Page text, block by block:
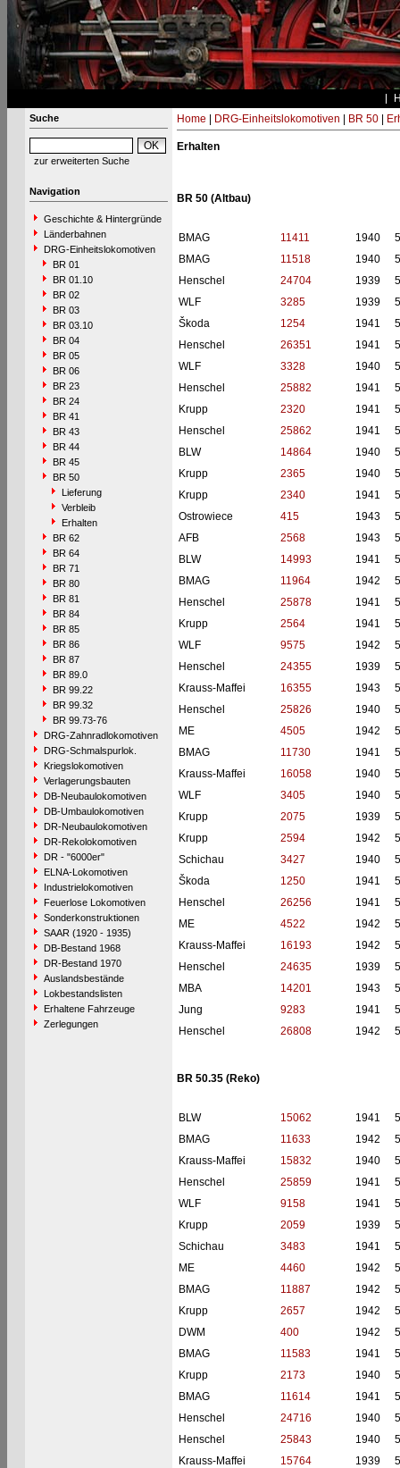
Suche
zur erweiterten Suche
Navigation
Geschichte & Hintergründe
Länderbahnen
DRG-Einheitslokomotiven
BR 01
BR 01.10
BR 02
BR 03
BR 03.10
BR 04
BR 05
BR 06
BR 23
BR 24
BR 41
BR 43
BR 44
BR 45
BR 50
Lieferung
Verbleib
Erhalten
BR 62
BR 64
BR 71
BR 80
BR 81
BR 84
BR 85
BR 86
BR 87
BR 89.0
BR 99.22
BR 99.32
BR 99.73-76
DRG-Zahnradlokomotiven
DRG-Schmalspurlok.
Kriegslokomotiven
Verlagerungsbauten
DB-Neubaulokomotiven
DB-Umbaulokomotiven
DR-Neubaulokomotiven
DR-Rekolokomotiven
DR - "6000er"
ELNA-Lokomotiven
Industrielokomotiven
Feuerlose Lokomotiven
Sonderkonstruktionen
SAAR (1920 - 1935)
DB-Bestand 1968
DR-Bestand 1970
Auslandsbestände
Lokbestandslisten
Erhaltene Fahrzeuge
Zerlegungen
Home DRG-Einheitslokomotiven BR 50|
Erhalten
BR 50 (Altbau)
BMAG 11411 1940
BMAG
11518 1940
Henschel
24704 1939
WLF
3285 1939
Škoda
1254 1941
Henschel
26351 1941
WLF
3328 1940
Henschel
25882 1941
Krupp
2320 1941
Henschel
25862 1941
BLW
14864 1940
Krupp
2365 1940
Krupp
2340 1941
Ostrowiece
415 1943
AFB
2568 1943
BLW
14993 1941
BMAG
11964 1942
Henschel
25878 1941
Krupp
2564 1941
WLF
9575 1942
Henschel
24355 1939
Krauss-Maffei
16355 1943
Henschel
25826 1940
ME
4505 1942
BMAG
11730 1941
Krauss-Maffei
16058 1940
WLF
3405 1940
Krupp
2075 1939
Krupp
2594 1942
Schichau
3427 1940
Škoda
1250 1941
Henschel
26256 1941
ME
4522 1942
Krauss-Maffei
16193 1942
Henschel
24635 1939
MBA
14201 1943
Jung
9283 1941
Henschel
26808 1942
BR 50.35 (Reko)
BLW 15062 1941
BMAG
11633 1942
Krauss-Maffei
15832 1940
Henschel
25859 1941
WLF
9158 1941
Krupp
2059 1939
Schichau
3483 1941
ME
4460 1942
BMAG
11887 1942
Krupp
2657 1942
DWM
400 1942
BMAG
11583 1941
Krupp
2173 1940
BMAG
11614 1941
Henschel
24716 1940
Henschel
25843 1940
Krauss-Maffei
15764 1939